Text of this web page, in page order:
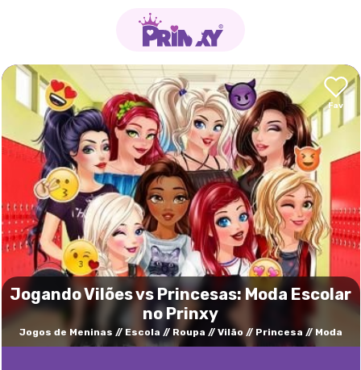
Jogando Vilões vs Princesas: Moda Escolar
no Prinxy
Jogos de Meninas Escola Roupa Vilão Princesa Moda